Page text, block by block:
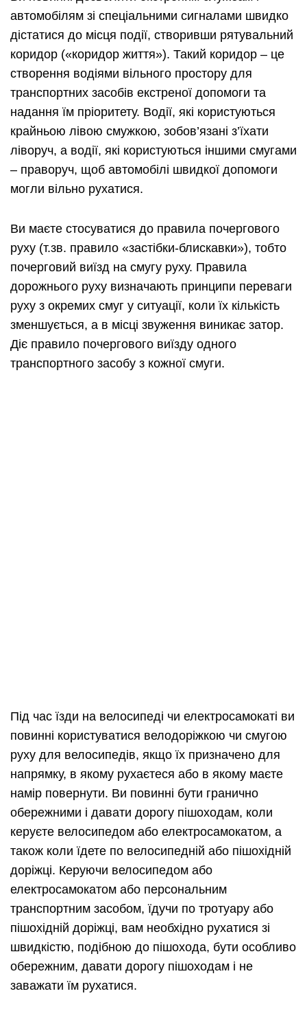
автомобілям зі спеціальними сигналами швидко
дістатися до місця події, створивши рятувальний
коридор («коридор життя»). Такий коридор – це
створення водіями вільного простору для
транспортних засобів екстреної допомоги та
надання їм пріоритету. Водії, які користуються
крайньою лівою смужкою, зобов’язані з’їхати
ліворуч, а водії, які користуються іншими смугами
– праворуч, щоб автомобілі швидкої допомоги
могли вільно рухатися.
Ви маєте стосуватися до правила почергового
руху (т.зв. правило «застібки-блискавки»), тобто
почерговий виїзд на смугу руху. Правила
дорожнього руху визначають принципи переваги
руху з окремих смуг у ситуації, коли їх кількість
зменшується, а в місці звуження виникає затор.
Діє правило почергового виїзду одного
транспортного засобу з кожної смуги.
Під час їзди на велосипеді чи електросамокаті ви
повинні користуватися велодоріжкою чи смугою
руху для велосипедів, якщо їх призначено для
напрямку, в якому рухаєтеся або в якому маєте
намір повернути. Ви повинні бути гранично
обережними і давати дорогу пішоходам, коли
керуєте велосипедом або електросамокатом, а
також коли їдете по велосипедній або пішохідній
доріжці. Керуючи велосипедом або
електросамокатом або персональним
транспортним засобом, їдучи по тротуару або
пішохідній доріжці, вам необхідно рухатися зі
швидкістю, подібною до пішохода, бути особливо
обережним, давати дорогу пішоходам і не
заважати їм рухатися.